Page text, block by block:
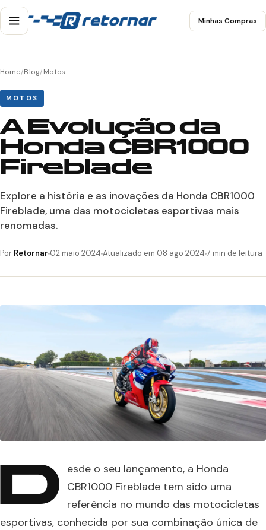
Minhas Compras
Home/Blog/Motos
MOTOS
A Evolução da
Honda CBR1000
Fireblade
Explore a história e as inovações da Honda CBR1000
Fireblade, uma das motocicletas esportivas mais
renomadas.
Por Retornar 02 maio 2024 Atualizado em 08 ago 2024 7 min de leitura
esde o seu lançamento, a Honda
CBR1000 Fireblade tem sido uma
referência no mundo das motocicletas
esportivas, conhecida por sua combinação única de